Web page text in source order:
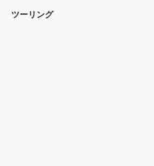
ツーリング